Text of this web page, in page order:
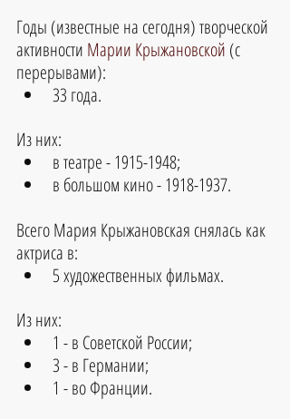
Годы (известные на сегодня) творческой
активности Марии Крыжановской (с
перерывами):
33 года.
Из них:
в театре - 1915-1948;
в большом кино - 1918-1937.
Всего Мария Крыжановская снялась как
актриса в:
5 художественных фильмах.
Из них:
1 - в Советской России;
3 - в Германии;
1 - во Франции.